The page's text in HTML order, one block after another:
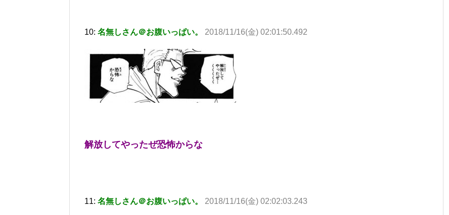
10: 名無しさん＠お腹いっぱい。 2018/11/16(金) 02:01:50.492
解放してやったぜ恐怖からな
11: 名無しさん＠お腹いっぱい。 2018/11/16(金) 02:02:03.243